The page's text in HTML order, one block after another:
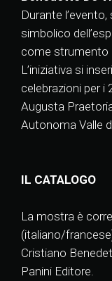
Durante
simbolico
come strumento
L’iniziativa si
celebrazioni per i
Augusta
Autonoma Valle
IL CATALOGO
La mostra è
(italiano/
Cristiano
Panini Editore.